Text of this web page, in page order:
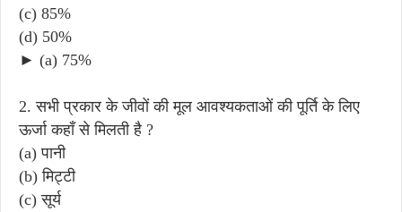
(c) 85%
(d) 50%
► (a) 75%
2. सभी प्रकार के जीवों की मूल आवश्यकताओं की पूर्ति के लिए
ऊर्जा कहाँ से मिलती है ?
(a) पानी
(b) मिट्टी
(c) सूर्य